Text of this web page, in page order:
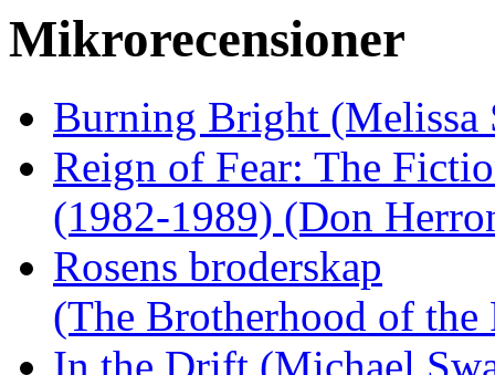
Mikrorecensioner
Burning Bright (Melissa
Reign of Fear: The
(1982-1989) (Don
Rosens broderskap
(The Brotherhood of